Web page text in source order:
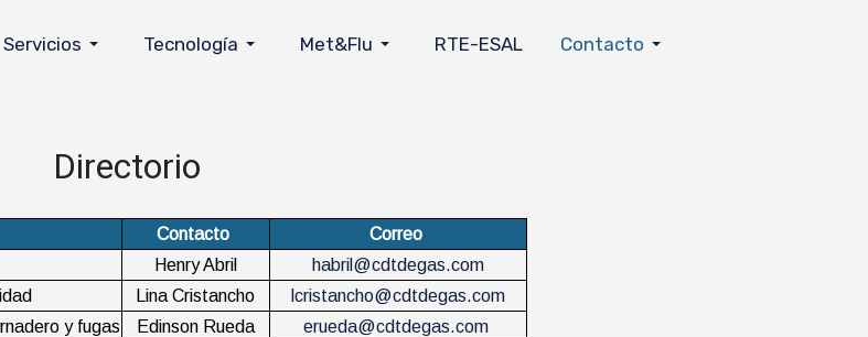
Servicios Tecnología Met&Flu RTE-ESAL Contacto
Directorio
Contacto
Correo
Henry Abril
habril@cdtdegas.com
Lina Cristancho
lcristancho@cdtdegas.com
y fugas
Edinson Rueda
erueda@cdtdegas.com